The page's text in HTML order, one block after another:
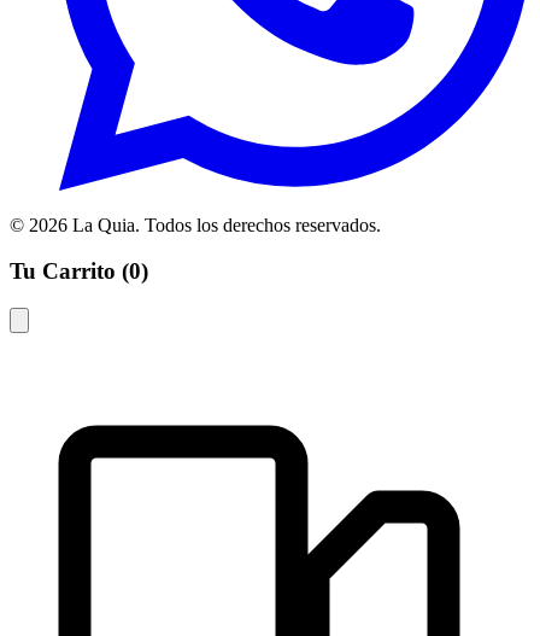
© 2026 La Quia. Todos los derechos reservados.
Tu Carrito (0)